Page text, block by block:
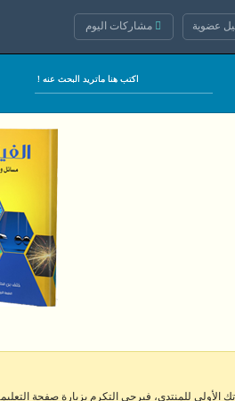
عضوية مشاركات اليوم
الأولى للمنتدى، فيرجى التكرم بزيارة صفحة